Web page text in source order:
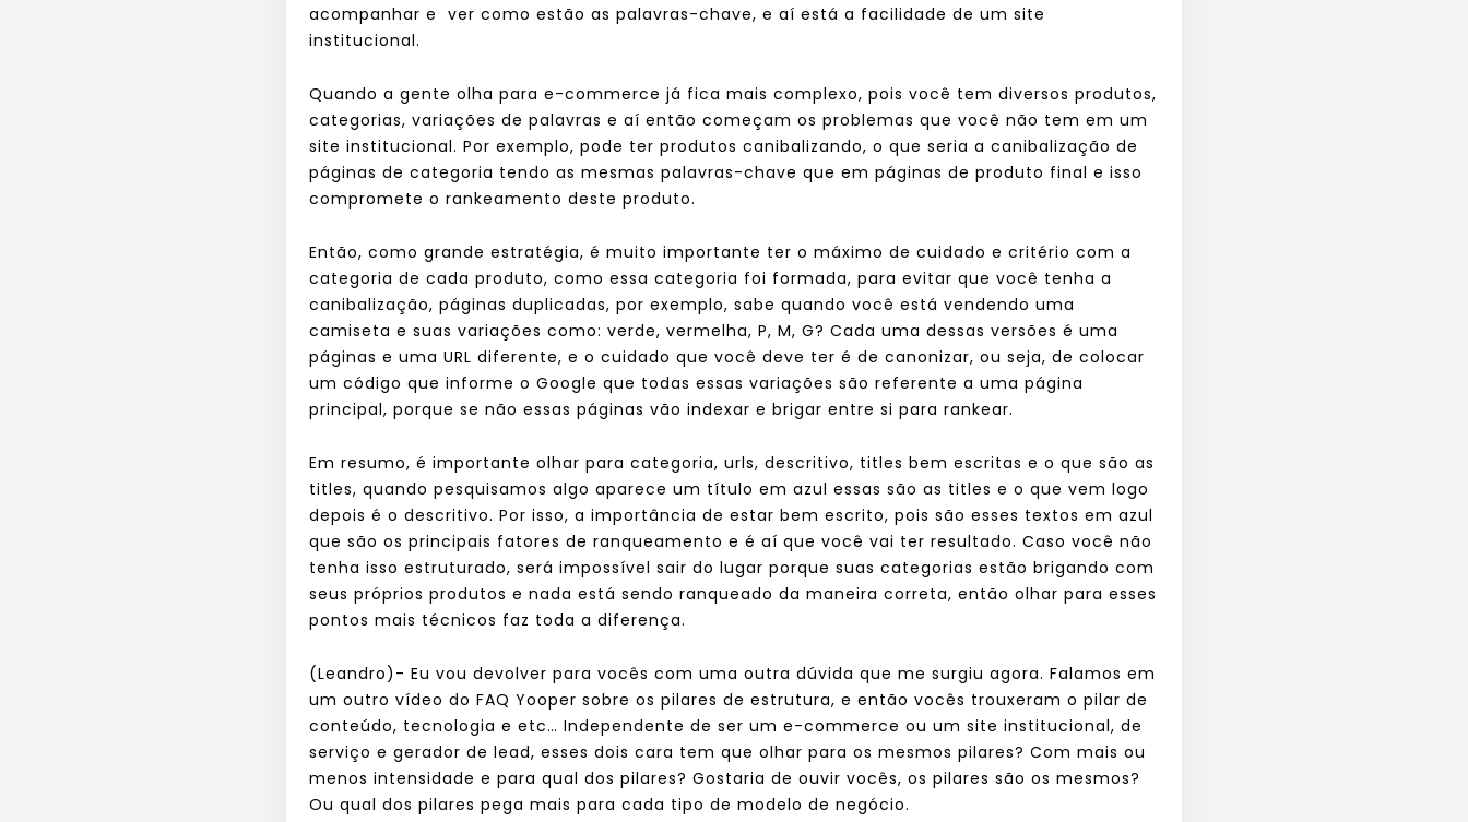
acompanhar e ver como estão as palavras-chave, e aí está a facilidade de um site
institucional.
Quando a gente olha para e-commerce já fica mais complexo, pois você tem diversos produtos,
categorias, variações de palavras e aí então começam os problemas que você não tem em um
site institucional. Por exemplo, pode ter produtos canibalizando, o que seria a canibalização de
páginas de categoria tendo as mesmas palavras-chave que em páginas de produto final e isso
compromete o rankeamento deste produto.
Então, como grande estratégia, é muito importante ter o máximo de cuidado e critério com a
categoria de cada produto, como essa categoria foi formada, para evitar que você tenha a
canibalização, páginas duplicadas, por exemplo, sabe quando você está vendendo uma
camiseta e suas variações como: verde, vermelha, P, M, G? Cada uma dessas versões é uma
páginas e uma URL diferente, e o cuidado que você deve ter é de canonizar, ou seja, de colocar
um código que informe o Google que todas essas variações são referente a uma página
principal, porque se não essas páginas vão indexar e brigar entre si para rankear.
Em resumo, é importante olhar para categoria, urls, descritivo, titles bem escritas e o que são as
titles, quando pesquisamos algo aparece um título em azul essas são as titles e o que vem logo
depois é o descritivo. Por isso, a importância de estar bem escrito, pois são esses textos em azul
que são os principais fatores de ranqueamento e é aí que você vai ter resultado. Caso você não
tenha isso estruturado, será impossível sair do lugar porque suas categorias estão brigando com
seus próprios produtos e nada está sendo ranqueado da maneira correta, então olhar para esses
pontos mais técnicos faz toda a diferença.
(Leandro)- Eu vou devolver para vocês com uma outra dúvida que me surgiu agora. Falamos em
um outro vídeo do FAQ Yooper sobre os pilares de estrutura, e então vocês trouxeram o pilar de
conteúdo, tecnologia e etc… Independente de ser um e-commerce ou um site institucional, de
serviço e gerador de lead, esses dois cara tem que olhar para os mesmos pilares? Com mais ou
menos intensidade e para qual dos pilares? Gostaria de ouvir vocês, os pilares são os mesmos?
Ou qual dos pilares pega mais para cada tipo de modelo de negócio.